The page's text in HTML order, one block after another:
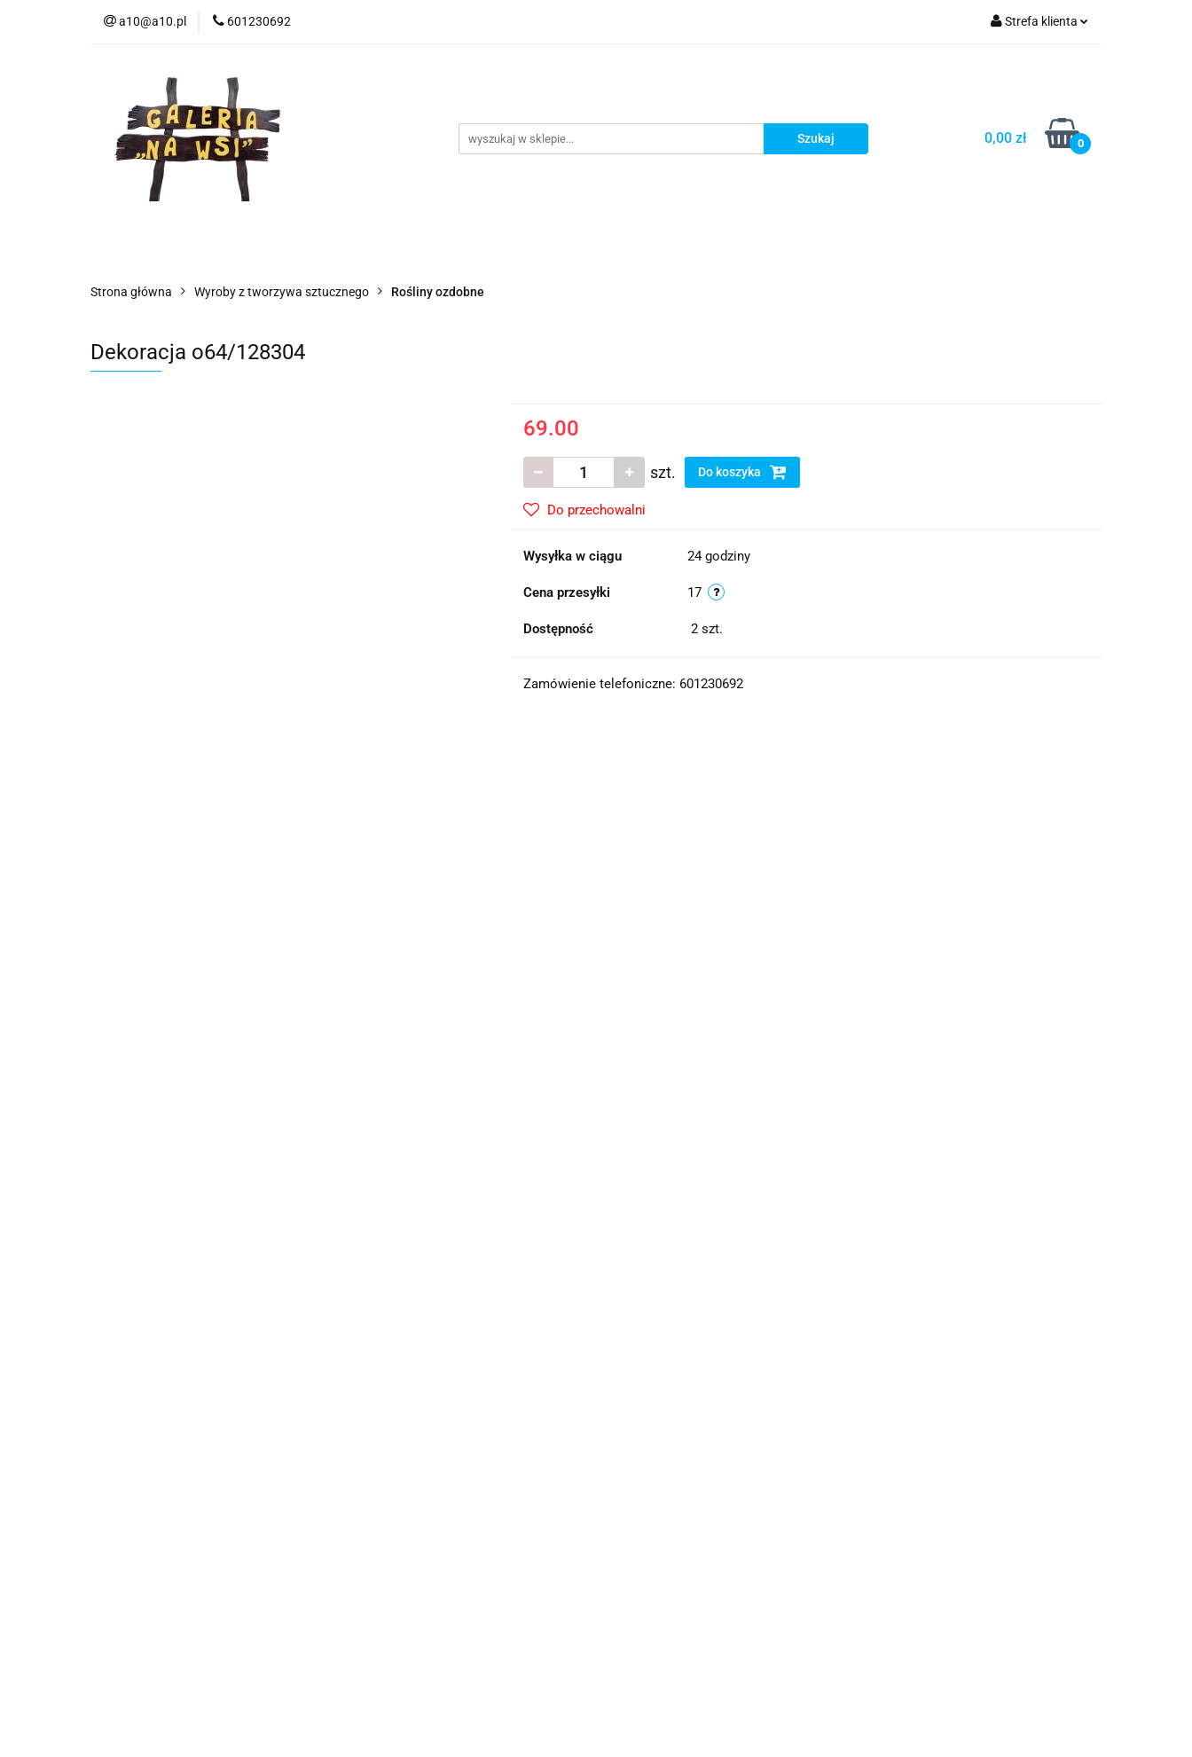
a10@a10.pl 601230692 Strefa klienta
Dodaj zgłoszenie
0,00 zł 0
Strona główna Wyroby z tworzywa sztucznego Rośliny ozdobne
Dekoracja o64/128304
69.00
szt. Do koszyka
Do przechowalni
Wysyłka w ciągu 24 godziny
Cena przesyłki 17
Dostępność 2 szt.
Zamówienie telefoniczne: 601230692